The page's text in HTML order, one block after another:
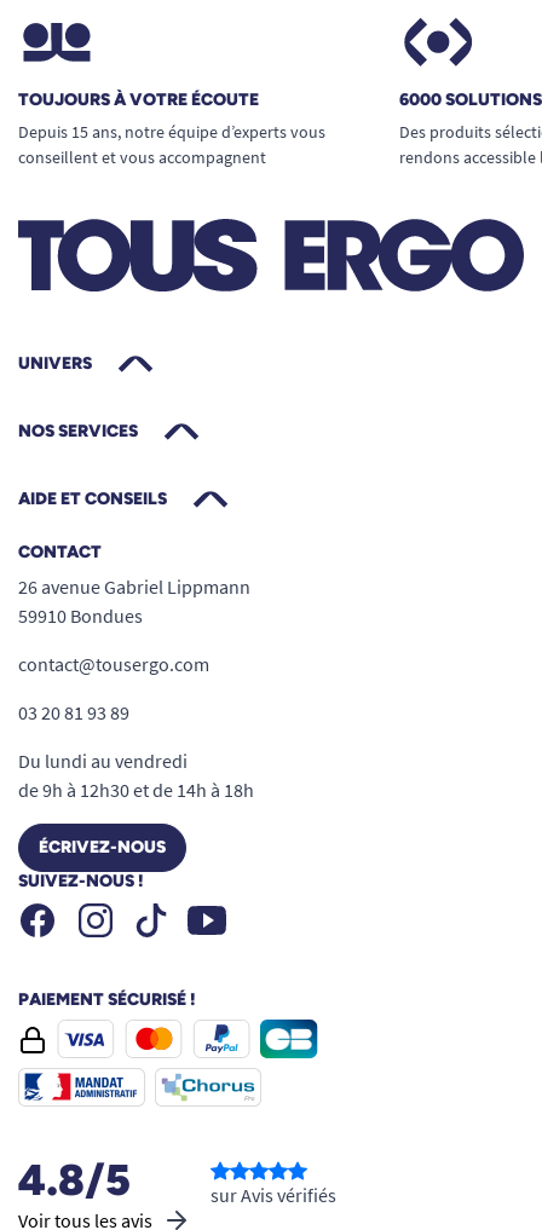
TOUJOURS À VOTRE ÉCOUTE
Depuis 15 ans, notre équipe d’experts vous
conseillent et vous accompagnent
6000
Des produits
rendons
UNIVERS
NOS SERVICES
AIDE ET CONSEILS
CONTACT
26 avenue Gabriel Lippmann
59910 Bondues
contact@tousergo.com
03 20 81 93 89
Du lundi au vendredi
de 9h à 12h30 et de 14h à 18h
ÉCRIVEZ-NOUS
SUIVEZ-NOUS !
FacebookInstagramTiktok Youtube
PAIEMENT SÉCURISÉ !
4.8/5
Voir tous les avis
sur Avis vérifiés